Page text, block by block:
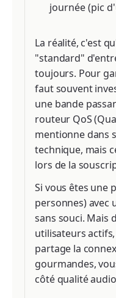
journée (pic
La réalité, c'est
"standard"
toujours. Pour
faut souvent
une bande
routeur QoS
mentionne dans
technique, mais
lors de la
Si vous êtes une
personnes) avec
sans souci. Mais
utilisateurs
partage la
gourmandes,
côté qualité